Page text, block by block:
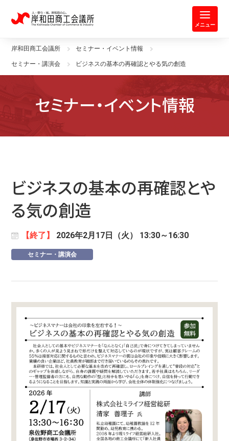
岸和田商工会議所 | 人・祭り・城。
メニュー
岸和田商工会議所 セミナー・イベント情報
セミナー・講演会 ビジネスの基本の再確認とやる気の創造
セミナー・イベント情報
ビジネスの基本の再確認とや
る気の創造
【終了】 2026年2月17日（火） 13:30～16:30
セミナー・講演会